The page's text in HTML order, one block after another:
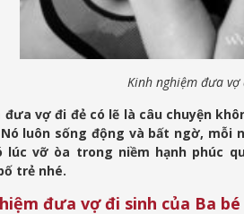
Kinh nghiệm đưa
đưa vợ đi đẻ có lẽ là câu chuyện
luôn sống động và bất ngờ, mỗi
vỡ òa trong niềm hạnh phúc
trẻ nhé.
đưa vợ đi sinh của Ba